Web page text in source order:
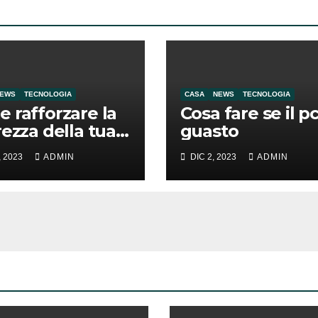
TECNOLOGIA
rafforzare la
della tua
strategie e
2023 ADMIN
CASA NEWS TECNOLOGIA
Cosa fare se il
guasto
DIC 2, 2023 ADMIN